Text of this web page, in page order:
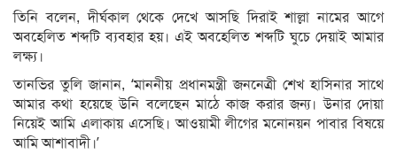
তিনি বলেন, দীর্ঘকাল থেকে দেখে আসছি দিরাই শাল্লা নামের আগে
অবহেলিত শব্দটি ব্যবহার হয়। এই অবহেলিত শব্দটি ঘুচে দেয়াই আমার
লক্ষ্য।
তানভির তুলি জানান, ‘মাননীয় প্রধানমন্ত্রী জননেত্রী শেখ হাসিনার সাথে
আমার কথা হয়েছে উনি বলেছেন মাঠে কাজ করার জন্য। উনার দোয়া
নিয়েই আমি এলাকায় এসেছি। আওয়ামী লীগের মনোনয়ন পাবার বিষয়ে
আমি আশাবাদী।’